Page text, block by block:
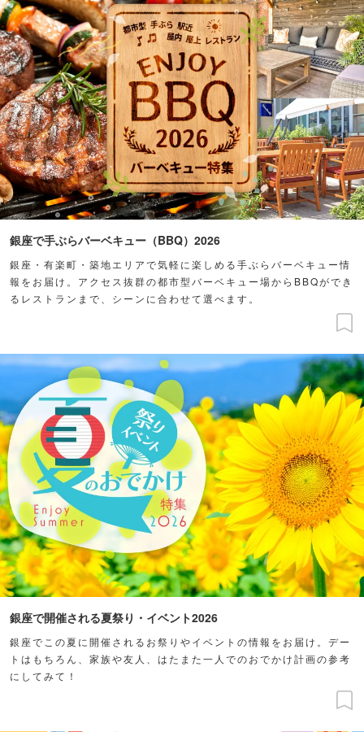
銀座で手ぶらバーベキュー（BBQ）2026
銀座・有楽町・築地エリアで気軽に楽しめる手ぶらバーベキュー情
報をお届け。アクセス抜群の都市型バーベキュー場からBBQができ
るレストランまで、シーンに合わせて選べます。
銀座で開催される夏祭り・イベント2026
銀座でこの夏に開催されるお祭りやイベントの情報をお届け。デー
トはもちろん、家族や友人、はたまた一人でのおでかけ計画の参考
にしてみて！